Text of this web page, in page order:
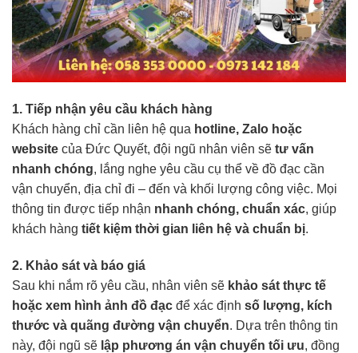
1. Tiếp nhận yêu cầu khách hàng
Khách hàng chỉ cần liên hệ qua hotline, Zalo hoặc
website của Đức Quyết, đội ngũ nhân viên sẽ tư vấn
nhanh chóng, lắng nghe yêu cầu cụ thể về đồ đạc cần
vận chuyển, địa chỉ đi – đến và khối lượng công việc. Mọi
thông tin được tiếp nhận nhanh chóng, chuẩn xác, giúp
khách hàng tiết kiệm thời gian liên hệ và chuẩn bị.
2. Khảo sát và báo giá
Sau khi nắm rõ yêu cầu, nhân viên sẽ khảo sát thực tế
hoặc xem hình ảnh đồ đạc để xác định số lượng, kích
thước và quãng đường vận chuyển. Dựa trên thông tin
này, đội ngũ sẽ lập phương án vận chuyển tối ưu, đồng